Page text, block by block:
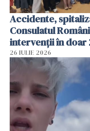
Accidente,
Consulatul
intervenții în doar
26 IULIE 2026